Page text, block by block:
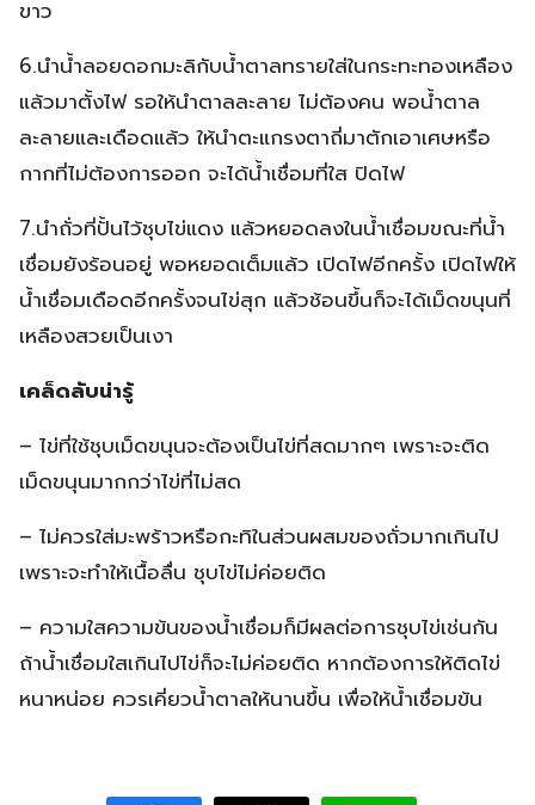
ขาว
6.นำน้ำลอยดอกมะลิกับน้ำตาลทรายใส่ในกระทะทองเหลือง
แล้วมาตั้งไฟ รอให้นำตาลละลาย ไม่ต้องคน พอน้ำตาล
ละลายและเดือดแล้ว ให้นำตะแกรงตาถี่มาตักเอาเศษหรือ
กากที่ไม่ต้องการออก จะได้น้ำเชื่อมที่ใส ปิดไฟ
7.นำถั่วที่ปั้นไว้ชุบไข่แดง แล้วหยอดลงในน้ำเชื่อมขณะที่น้ำ
เชื่อมยังร้อนอยู่ พอหยอดเต็มแล้ว เปิดไฟอีกครั้ง เปิดไฟให้
น้ำเชื่อมเดือดอีกครั้งจนไข่สุก แล้วช้อนขึ้นก็จะได้เม็ดขนุนที่
เหลืองสวยเป็นเงา
เคล็ดลับน่ารู้
– ไข่ที่ใช้ชุบเม็ดขนุนจะต้องเป็นไข่ที่สดมากๆ เพราะจะติด
เม็ดขนุนมากกว่าไข่ที่ไม่สด
– ไม่ควรใส่มะพร้าวหรือกะทิในส่วนผสมของถั่วมากเกินไป
เพราะจะทำให้เนื้อลื่น ชุบไข่ไม่ค่อยติด
– ความใสความข้นของน้ำเชื่อมก็มีผลต่อการชุบไข่เช่นกัน
ถ้าน้ำเชื่อมใสเกินไปไข่ก็จะไม่ค่อยติด หากต้องการให้ติดไข่
หนาหน่อย ควรเคี่ยวน้ำตาลให้นานขึ้น เพื่อให้น้ำเชื่อมข้น